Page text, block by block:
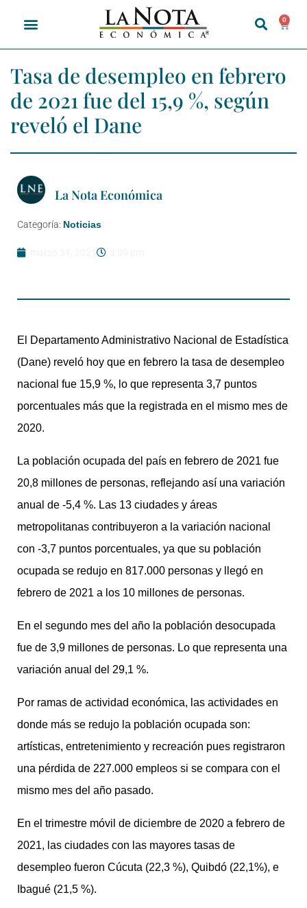
0
Tasa de desempleo en febrero
de 2021 fue del 15,9 %, según
reveló el Dane
La Nota Económica
Categoría: Noticias
El Departamento Administrativo Nacional de Estadística
(Dane) reveló hoy que en febrero la tasa de desempleo
nacional fue 15,9 %, lo que representa 3,7 puntos
porcentuales más que la registrada en el mismo mes de
2020.
La población ocupada del país en febrero de 2021 fue
20,8 millones de personas, reflejando así una variación
anual de -5,4 %. Las 13 ciudades y áreas
metropolitanas contribuyeron a la variación nacional
con -3,7 puntos porcentuales, ya que su población
ocupada se redujo en 817.000 personas y llegó en
febrero de 2021 a los 10 millones de personas.
En el segundo mes del año la población desocupada
fue de 3,9 millones de personas. Lo que representa una
variación anual del 29,1 %.
Por ramas de actividad económica, las actividades en
donde más se redujo la población ocupada son:
artísticas, entretenimiento y recreación pues registraron
una pérdida de 227.000 empleos si se compara con el
mismo mes del año pasado.
En el trimestre móvil de diciembre de 2020 a febrero de
2021, las ciudades con las mayores tasas de
desempleo fueron Cúcuta (22,3 %), Quibdó (22,1%), e
Ibagué (21,5 %).